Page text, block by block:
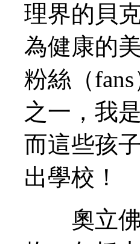
理界的貝
為健康的
粉絲（
之一，我
而這些孩
出學校！
奧立佛